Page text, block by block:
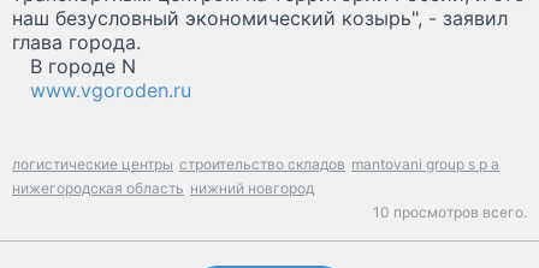
наш безусловный экономический козырь", - заявил
глава города.
В городе N
www.vgoroden.ru
логистические центры строительство складов mantovani group s p a
нижегородская область нижний новгород
10 просмотров всего.